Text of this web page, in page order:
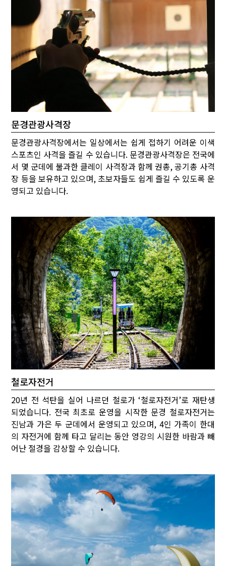
문경관광사격장
문경관광사격장에서는 일상에서는 쉽게 접하기 어려운 이색
스포츠인 사격을 즐길 수 있습니다. 문경관광사격장은 전국에
서 몇 군데에 불과한 클레이 사격장과 함께 권총, 공기총 사격
장 등을 보유하고 있으며, 초보자들도 쉽게 즐길 수 있도록 운
영되고 있습니다.
철로자전거
20년 전 석탄을 실어 나르던 철로가 ‘철로자전거’로 재탄생
되었습니다. 전국 최초로 운영을 시작한 문경 철로자전거는
진남과 가은 두 군데에서 운영되고 있으며, 4인 가족이 한대
의 자전거에 함께 타고 달리는 동안 영강의 시원한 바람과 빼
어난 절경을 감상할 수 있습니다.